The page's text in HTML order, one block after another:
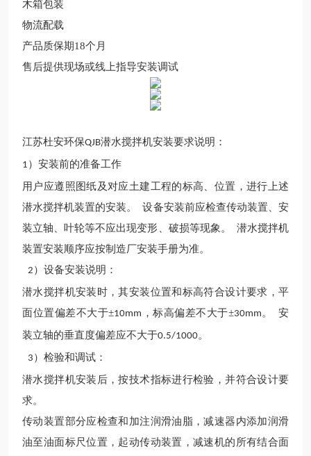
木箱包装
物流配载
产品质保期18个月
售后提供现场或线上指导安装调试
江苏杜安环保QJB潜水搅拌机安装要求说明：
1 ）安装前的准备工作
用户应遵照图纸及对应土建工程的标高、位置，进行上述
潜水搅拌机装置的安装。
设备安装前应检查传动装置、安
装立轴、叶轮等不应出现变形、破损等现象。 潜水搅拌机
装置安装顺序应按制造厂安装手册为准。
2 ）设备安装说明：
潜水搅拌机安装时，其安装位置和标高符合设计要求，平
面位置偏差不大于±10mm ，标高偏差不大于±30mm 。 安
装立轴的垂直度偏差应不大于0.5/1000。
3 ）检验和调试：
潜水搅拌机安装后，按技术指标进行检验，并符合设计要
求。
传动装置部分应检查和加注润滑油脂，减速器内添加润滑
油至油面标尺位置，起动传动装置，减速机的所有结合面